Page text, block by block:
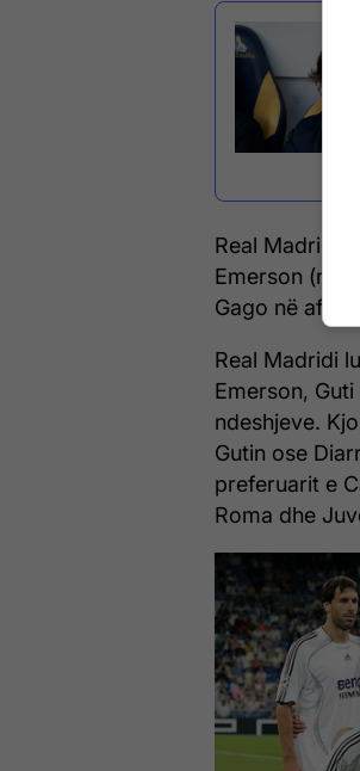
Real Madridi
Emerson (nga
Gago në
Real Madridi
Emerson,
ndeshjeve.
Gutin ose
preferuarit e
Roma dhe